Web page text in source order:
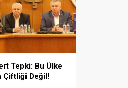
Tepki: Bu Ülke
Çiftliği Değil!